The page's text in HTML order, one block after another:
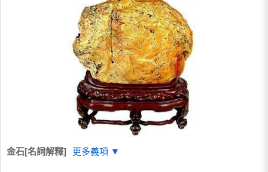
金石[名詞解釋] 更多義項 ▼